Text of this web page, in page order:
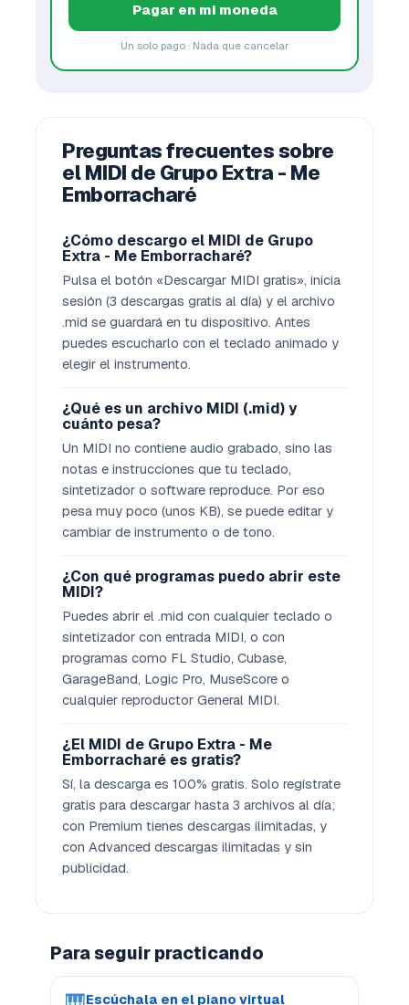
Pagar en mi moneda
Un solo pago · Nada que cancelar
Preguntas frecuentes sobre
el MIDI de Grupo Extra - Me
Emborracharé
¿Cómo descargo el MIDI de Grupo
Extra - Me Emborracharé?
Pulsa el botón «Descargar MIDI gratis», inicia
sesión (3 descargas gratis al día) y el archivo
.mid se guardará en tu dispositivo. Antes
puedes escucharlo con el teclado animado y
elegir el instrumento.
¿Qué es un archivo MIDI (.mid) y
cuánto pesa?
Un MIDI no contiene audio grabado, sino las
notas e instrucciones que tu teclado,
sintetizador o software reproduce. Por eso
pesa muy poco (unos KB), se puede editar y
cambiar de instrumento o de tono.
¿Con qué programas puedo abrir este
MIDI?
Puedes abrir el .mid con cualquier teclado o
sintetizador con entrada MIDI, o con
programas como FL Studio, Cubase,
GarageBand, Logic Pro, MuseScore o
cualquier reproductor General MIDI.
¿El MIDI de Grupo Extra - Me
Emborracharé es gratis?
Sí, la descarga es 100% gratis. Solo regístrate
gratis para descargar hasta 3 archivos al día;
con Premium tienes descargas ilimitadas, y
con Advanced descargas ilimitadas y sin
publicidad.
Para seguir practicando
Escúchala en el piano virtual